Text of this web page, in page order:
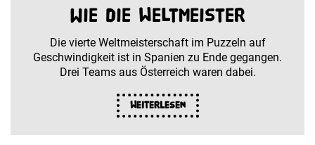
wie die Weltmeister
Die vierte Weltmeisterschaft im Puzzeln auf
Geschwindigkeit ist in Spanien zu Ende gegangen.
Drei Teams aus Österreich waren dabei.
Weiterlesen